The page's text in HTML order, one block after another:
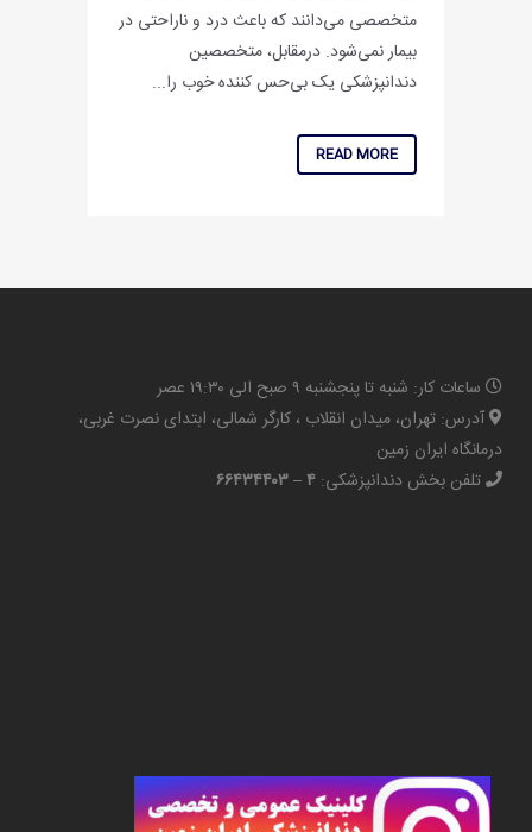
متخصصی می‌دانند که باعث درد و ناراحتی در
بیمار نمی‌شود. درمقابل، متخصصین
دندانپزشکی یک بی‌حس کننده‌ خوب را...
READ MORE
ساعات کار: شنبه تا پنجشنبه ۹ صبح الی ۱۹:۳۰ عصر
آدرس: تهران، میدان انقلاب ، کارگر شمالی، ابتدای نصرت غربی،
درمانگاه ایران زمین
تلفن بخش دندانپزشکی: ۴ – ۶۶۴۳۴۴۰۳